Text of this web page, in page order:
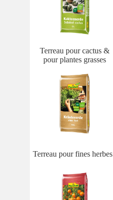
Terreau pour cactus &
pour plantes grasses
Terreau pour fines herbes